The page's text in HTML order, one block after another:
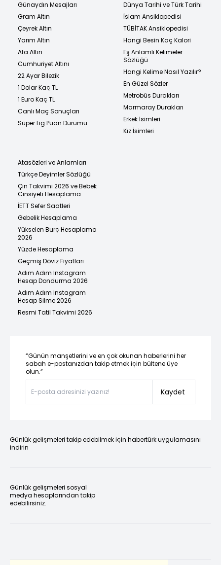
Günaydın Mesajları
Gram Altın
Çeyrek Altın
Yarım Altın
Ata Altın
Cumhuriyet Altını
22 Ayar Bilezik
1 Dolar Kaç TL
1 Euro Kaç TL
Canlı Maç Sonuçları
Süper Lig Puan Durumu
Dünya Tarihi ve Türk Tarihi
İslam Ansiklopedisi
TÜBİTAK Ansiklopedisi
Hangi Besin Kaç Kalori
Eş Anlamlı Kelimeler
Sözlüğü
Hangi Kelime Nasıl Yazılır?
En Güzel Sözler
Metrobüs Durakları
Marmaray Durakları
Erkek İsimleri
Kız İsimleri
Atasözleri ve Anlamları
Türkçe Deyimler Sözlüğü
Çin Takvimi 2026 ve Bebek
Cinsiyeti Hesaplama
İETT Sefer Saatleri
Gebelik Hesaplama
Yükselen Burç Hesaplama
2026
Yüzde Hesaplama
Geçmiş Döviz Fiyatları
Adım Adım Instagram
Hesap Dondurma 2026
Adım Adım Instagram
Hesap Silme 2026
Resmi Tatil Takvimi 2026
“Günün manşetlerini ve en çok okunan haberlerini her
sabah e-postanızdan takip etmek için bültene üye
olun.”
Kaydet
Günlük gelişmeleri takip edebilmek için habertürk uygulamasını
indirin
Günlük gelişmeleri sosyal
medya hesaplarından takip
edebilirsiniz.